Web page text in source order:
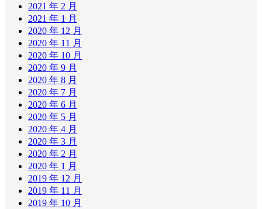
2021 年 2 月
2021 年 1 月
2020 年 12 月
2020 年 11 月
2020 年 10 月
2020 年 9 月
2020 年 8 月
2020 年 7 月
2020 年 6 月
2020 年 5 月
2020 年 4 月
2020 年 3 月
2020 年 2 月
2020 年 1 月
2019 年 12 月
2019 年 11 月
2019 年 10 月